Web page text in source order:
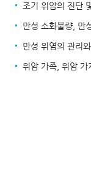
조기 위암의 진단
만성 소화불량, 만
만성 위염의 관리
위암 가족, 위암 가